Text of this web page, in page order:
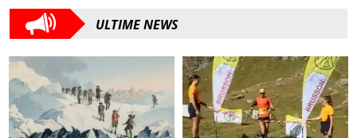
ULTIME NEWS